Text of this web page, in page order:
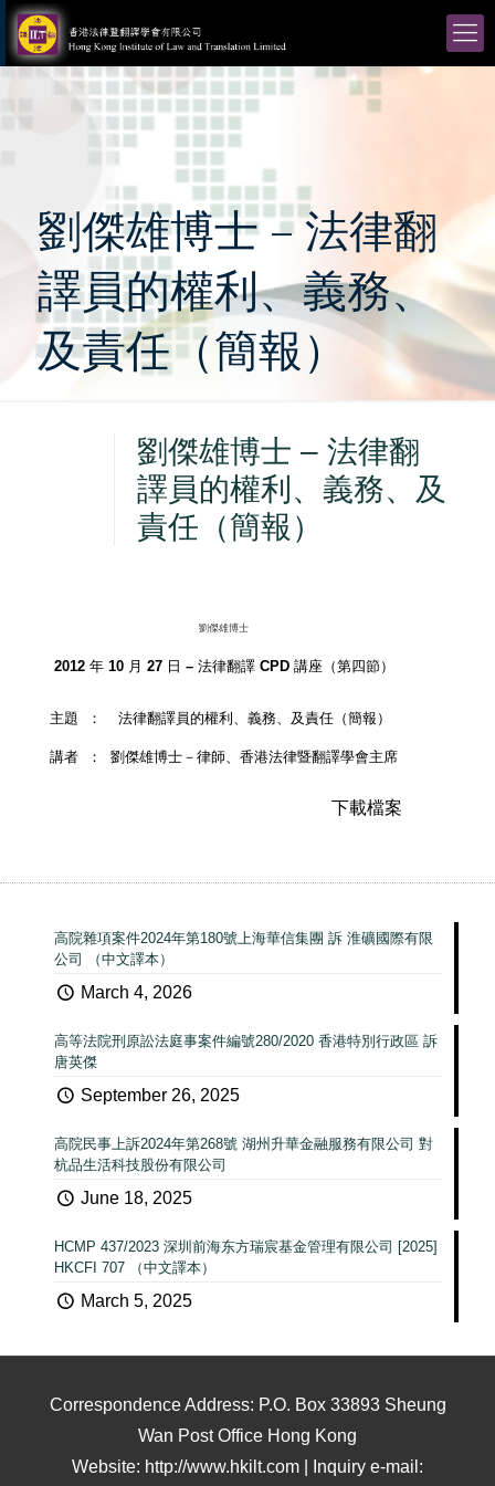
劉傑雄博士 – 法律翻
譯員的權利、義務、
及責任（簡報）
劉傑雄博士 – 法律翻
譯員的權利、義務、及
責任（簡報）
劉傑雄博士
2012 年 10 月 27 日 – 法律翻譯 CPD 講座（第四節）
主題 ： 法律翻譯員的權利、義務、及責任（簡報）
講者 ： 劉傑雄博士－律師、香港法律暨翻譯學會主席
下載檔案
高院雜項案件2024年第180號上海華信集團 訴 淮礦國際有限
公司 （中文譯本）
March 4, 2026
高等法院刑原訟法庭事案件編號280/2020 香港特別行政區 訴
唐英傑
September 26, 2025
高院民事上訴2024年第268號 湖州升華金融服務有限公司 對
杭品生活科技股份有限公司
June 18, 2025
HCMP 437/2023 深圳前海东方瑞宸基金管理有限公司 [2025]
HKCFI 707 （中文譯本）
March 5, 2025
Correspondence Address: P.O. Box 33893 Sheung
Wan Post Office Hong Kong
Website: http://www.hkilt.com | Inquiry e-mail: